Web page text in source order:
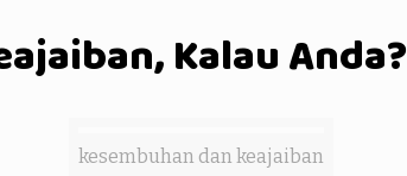
Kalau Anda?
kesembuhan dan keajaiban